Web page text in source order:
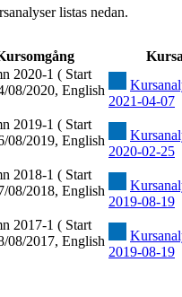
listas nedan.
2020-1 ( Start
08/2020, English
2021-04-07
2019-1 ( Start
08/2019, English
2020-02-25
2018-1 ( Start
08/2018, English
2019-08-19
2017-1 ( Start
08/2017, English
2019-08-19